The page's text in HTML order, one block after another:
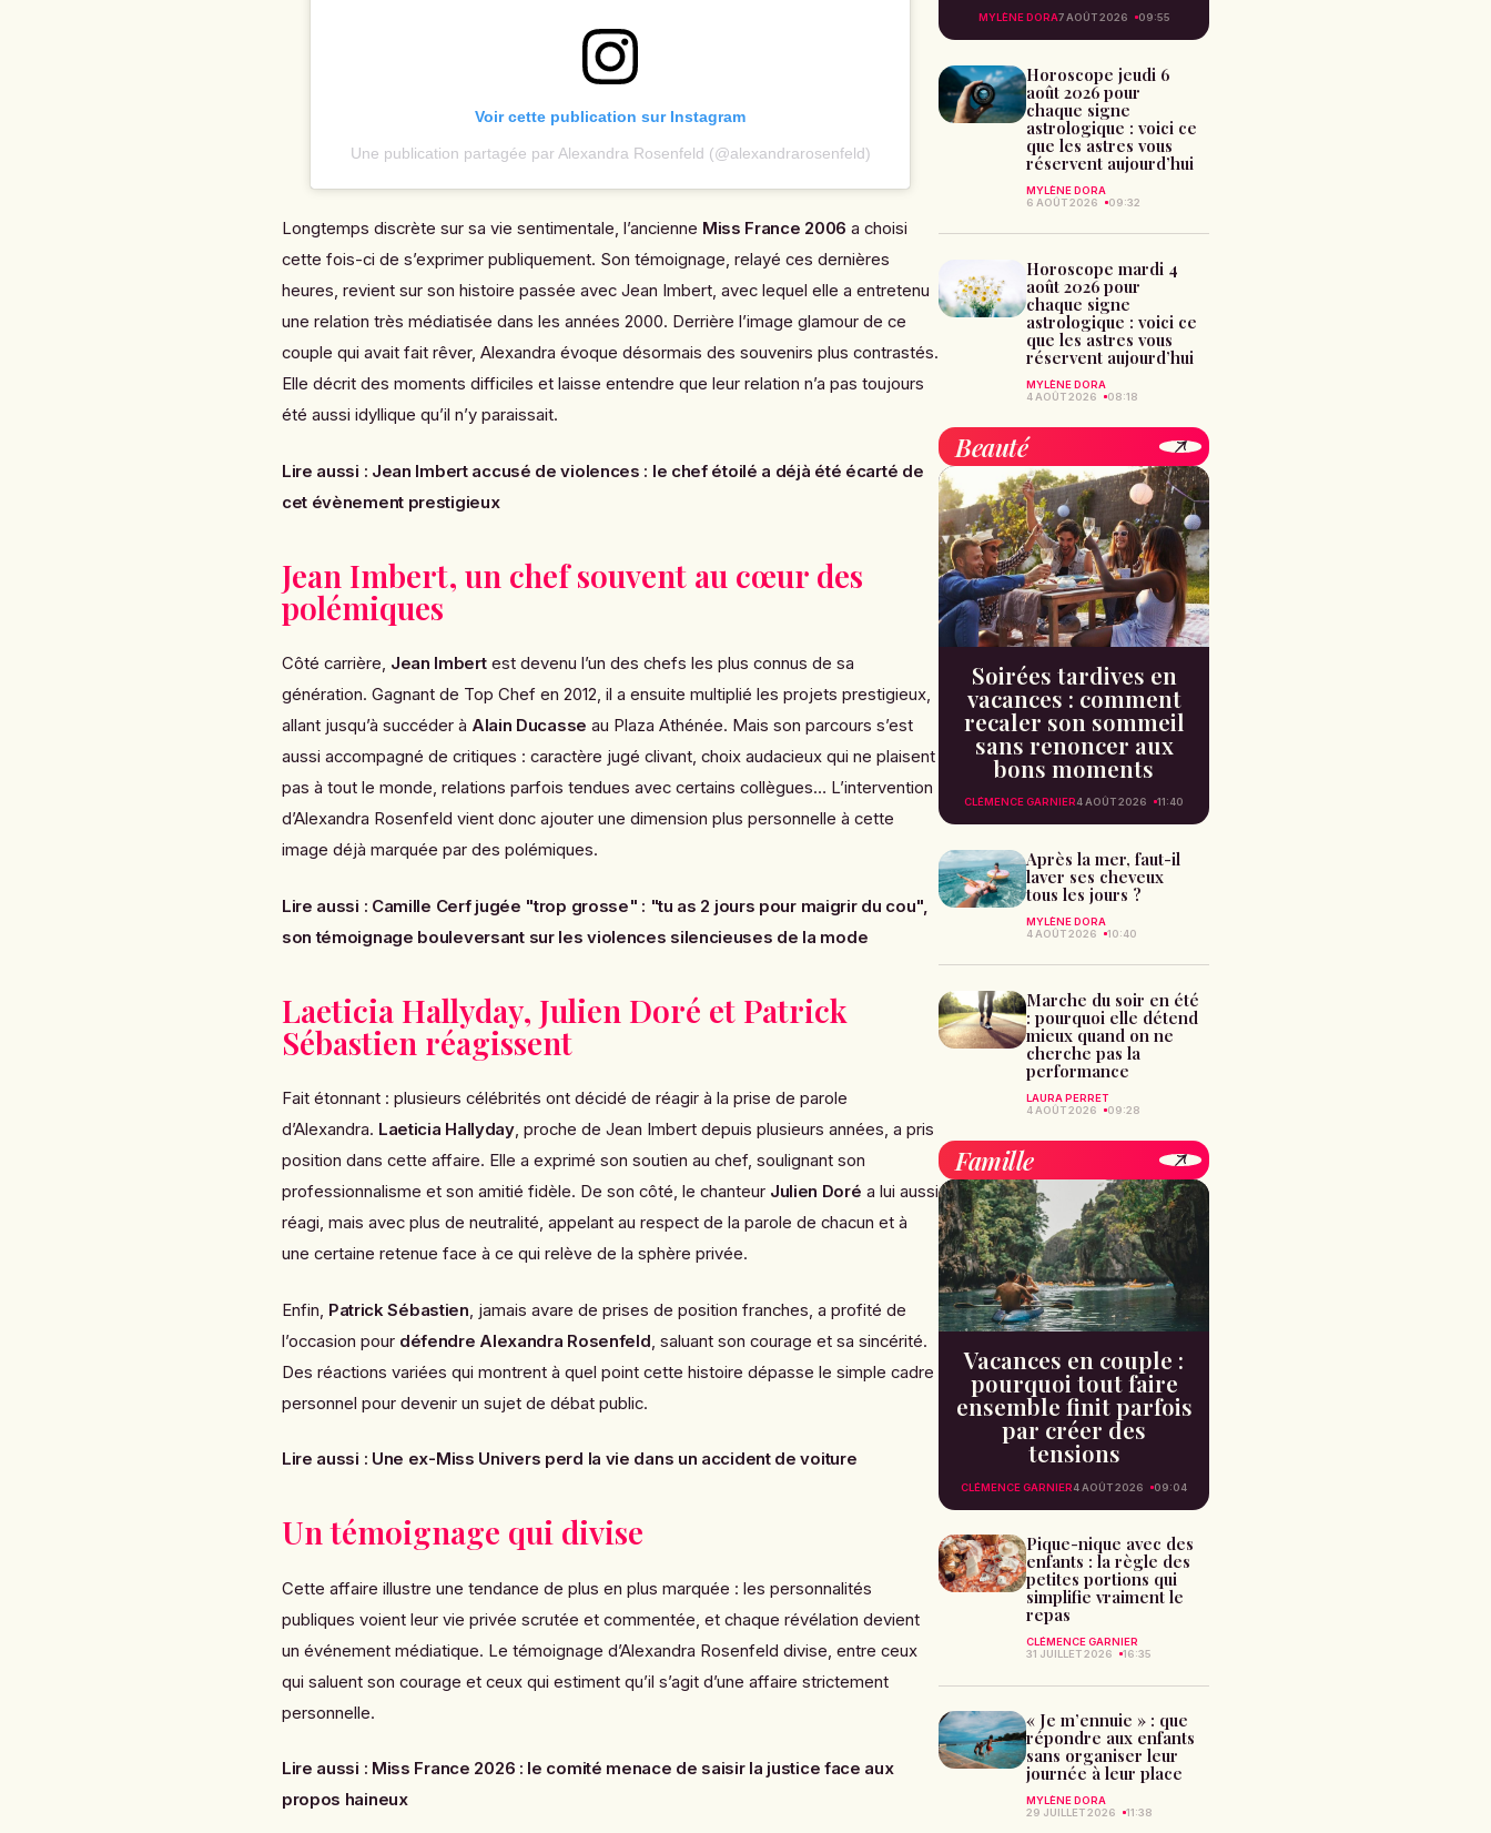
Voir cette publication sur Instagram
Une publication partagée par Alexandra Rosenfeld (@alexandrarosenfeld)
Longtemps discrète sur sa vie sentimentale, l’ancienne Miss France 2006 a choisi
cette fois-ci de s’exprimer publiquement. Son témoignage, relayé ces dernières
heures, revient sur son histoire passée avec Jean Imbert, avec lequel elle a entretenu
une relation très médiatisée dans les années 2000. Derrière l’image glamour de ce
couple qui avait fait rêver, Alexandra évoque désormais des souvenirs plus contrastés.
Elle décrit des moments difficiles et laisse entendre que leur relation n’a pas toujours
été aussi idyllique qu’il n’y paraissait.
Lire aussi : Jean Imbert accusé de violences : le chef étoilé a déjà été écarté de
cet évènement prestigieux
Jean Imbert, un chef souvent au cœur des
polémiques
Côté carrière, Jean Imbertest devenu l’un des chefs les plus connus de sa
génération. Gagnant de Top Chefen 2012, il a ensuite multiplié les projets prestigieux,
allant jusqu’à succéder à Alain Ducasse au Plaza Athénée. Mais son parcours s’est
aussi accompagné de critiques : caractère jugé clivant, choix audacieux qui ne plaisent
pas à tout le monde, relations parfois tendues avec certains collègues… L’intervention
d’Alexandra Rosenfeld vient donc ajouter une dimension plus personnelle à cette
image déjà marquée par des polémiques.
Lire aussi : Camille Cerf jugée "trop grosse" : "tu as 2 jours pour maigrir du cou",
son témoignage bouleversant sur les violences silencieuses de la mode
Laeticia Hallyday, Julien Doré et Patrick
Sébastien réagissent
Fait étonnant : plusieurs célébrités ont décidé de réagir à la prise de parole
d’Alexandra. Laeticia Hallyday, proche de Jean Imbert depuis plusieurs années, a pris
position dans cette affaire. Elle a exprimé son soutien au chef, soulignant son
professionnalisme et son amitié fidèle. De son côté, le chanteur Julien Doré a lui aussi
réagi, mais avec plus de neutralité, appelant au respect de la parole de chacun et à
une certaine retenue face à ce qui relève de la sphère privée.
Enfin, Patrick Sébastien , jamais avare de prises de position franches, a profité de
l’occasion pour défendre Alexandra Rosenfeld , saluant son courage et sa sincérité.
Des réactions variées qui montrent à quel point cette histoire dépasse le simple cadre
personnel pour devenir un sujet de débat public.
Lire aussi : Une ex-Miss Univers perd la vie dans un accident de voiture
Un témoignage qui divise
Cette affaire illustre une tendance de plus en plus marquée : les personnalités
publiques voient leur vie privée scrutée et commentée, et chaque révélation devient
un événement médiatique. Le témoignage d’Alexandra Rosenfeld divise, entre ceux
qui saluent son courage et ceux qui estiment qu’il s’agit d’une affaire strictement
personnelle.
Lire aussi : Miss France 2026 : le comité menace de saisir la justice face aux
propos haineux
MYLÈNE DORA7 AOÛT 2026 09:55
Horoscope jeudi 6
août 2026 pour
chaque signe
astrologique : voici ce
que les astres vous
réservent aujourd’hui
MYLÈNE DORA
6 AOÛT 2026
09:32
Horoscope mardi 4
août 2026 pour
chaque signe
astrologique : voici ce
que les astres vous
réservent aujourd’hui
MYLÈNE DORA
4 AOÛT 2026
08:18
Beauté
Soirées tardives en
vacances : comment
recaler son sommeil
sans renoncer aux
bons moments
CLÉMENCE GARNIER4 AOÛT 2026 11:40
Après la mer, faut-il
laver ses cheveux
tous les jours ?
MYLÈNE DORA
4 AOÛT 2026
10:40
Marche du soir en été
: pourquoi elle détend
mieux quand on ne
cherche pas la
performance
LAURA PERRET
4 AOÛT 2026
09:28
Famille
Vacances en couple :
pourquoi tout faire
ensemble finit parfois
par créer des
tensions
CLÉMENCE GARNIER4 AOÛT 2026 09:04
Pique-nique avec des
enfants : la règle des
petites portions qui
simplifie vraiment le
repas
CLÉMENCE GARNIER
31 JUILLET 2026
16:35
« Je m’ennuie » : que
répondre aux enfants
sans organiser leur
journée à leur place
MYLÈNE DORA
29 JUILLET 2026
11:38